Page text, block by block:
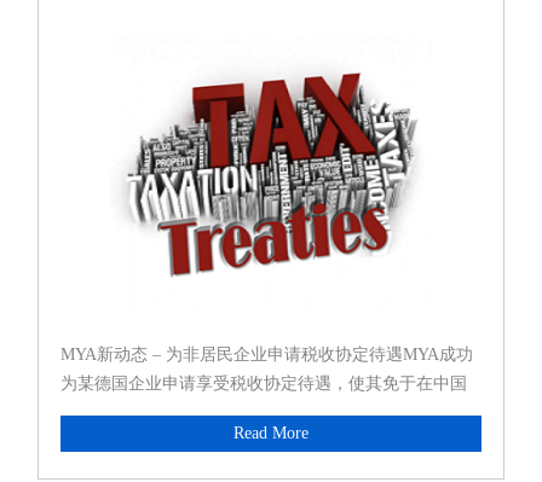
MYA新动态 – 为非居民企业申请税收协定待遇MYA成功
为某德国企业申请享受税收协定待遇，使其免于在中国
缴纳非来源于常设机构的营业利润所得税，避免了双重
征税，为上海市某中心城区首个非居民企业成功申请税
Read More